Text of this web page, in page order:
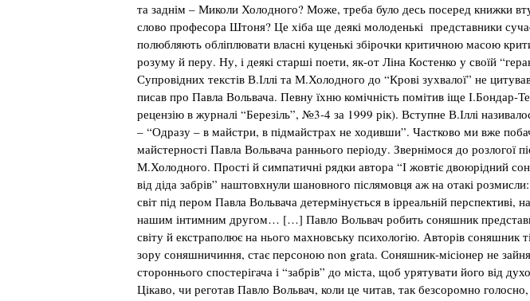
та заднім – Миколи Холодного? Може, треба було десь посеред книжки
слово професора Штоня? Це хіба ще деякі молоденькі представники
полюбляють обліплювати власні куценькі збірочки критичною масою
розуму й перу. Ну, і деякі старші поети, як-от Ліна Костенко у своїй
Супровідних текстів В.Іллі та М.Холодного до “Крові зухвалої” не
писав про Павла Вольвача. Певну їхню комічність помітив іще І.Бондар-
рецензію в журналі “Березіль”, №3-4 за 1999 рік). Вступне В.Іллі
– “Одразу – в майстри, в підмайстрах не ходивши”. Частково ми вже
майстерності Павла Вольвача раннього періоду. Звернімося до розлогої
М.Холодного. Прості й симпатичні рядки автора “І жовтіє двоюрідний
від діда забрів” наштовхнули шановного післямовця аж на отакі
світ під пером Павла Вольвача детермінується в ірреальній перспективі,
нашим інтимним другом… […] Павло Вольвач робить соняшник
світу й екстраполює на нього махновську психологію. Авторів соняшник
зору соняшничиння, стає персоною non grata. Соняшник-місіонер не
стороннього спостерігача і “забрів” до міста, щоб урятувати його від
Цікаво, чи реготав Павло Вольвач, коли це читав, так безсоромно